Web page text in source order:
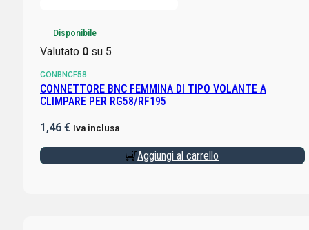
Disponibile
Valutato 0su 5
CONBNCF58
CONNETTORE BNC FEMMINA DI TIPO VOLANTE A
CLIMPARE PER RG58/RF195
1,46 € Iva inclusa
Aggiungi al carrello